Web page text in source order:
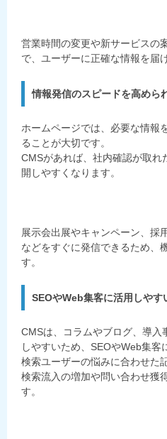
営業時間の変更や新サービスの
で、ユーザーに正確な情報を届
情報発信のスピードを高めら
ホームページでは、必要な情報
ることが大切です。
CMSがあれば、社内確認が取れ
開しやすくなります。
展示会出展やキャンペーン、採
などをすぐに発信できるため、
す。
SEOやWeb集客に活用しやす
CMSは、コラムやブログ、導入
しやすいため、SEOやWeb集客
検索ユーザーの悩みに合わせた
検索流入の増加や問い合わせ獲
す。